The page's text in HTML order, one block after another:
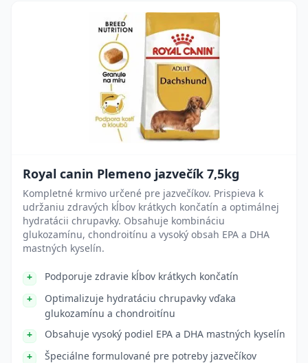
Royal canin Plemeno jazvečík 7,5kg
Kompletné krmivo určené pre jazvečíkov. Prispieva k
udržaniu zdravých kĺbov krátkych končatín a optimálnej
hydratácii chrupavky. Obsahuje kombináciu
glukozamínu, chondroitínu a vysoký obsah EPA a DHA
mastných kyselín.
Podporuje zdravie kĺbov krátkych končatín
Optimalizuje hydratáciu chrupavky vďaka
glukozamínu a chondroitínu
Obsahuje vysoký podiel EPA a DHA mastných kyselín
Špeciálne formulované pre potreby jazvečíkov